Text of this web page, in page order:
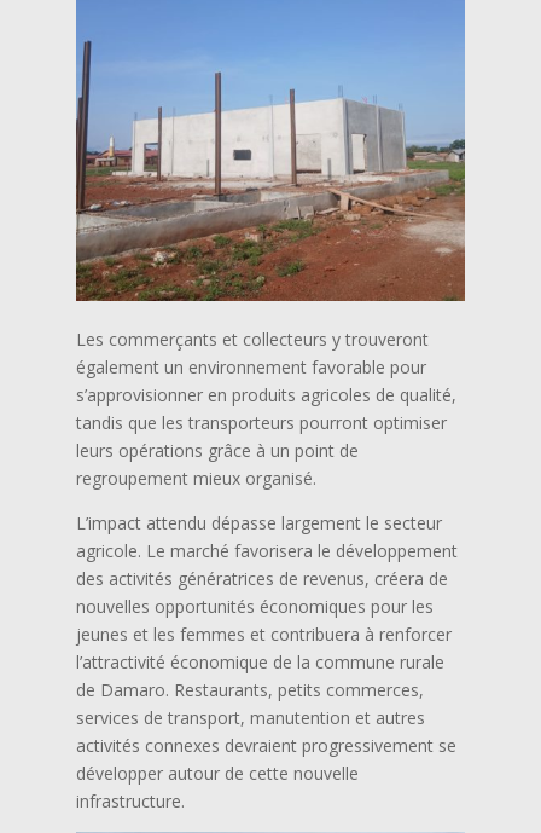
Les commerçants et collecteurs y trouveront
également un environnement favorable pour
s’approvisionner en produits agricoles de qualité,
tandis que les transporteurs pourront optimiser
leurs opérations grâce à un point de
regroupement mieux organisé.
L’impact attendu dépasse largement le secteur
agricole. Le marché favorisera le développement
des activités génératrices de revenus, créera de
nouvelles opportunités économiques pour les
jeunes et les femmes et contribuera à renforcer
l’attractivité économique de la commune rurale
de Damaro. Restaurants, petits commerces,
services de transport, manutention et autres
activités connexes devraient progressivement se
développer autour de cette nouvelle
infrastructure.